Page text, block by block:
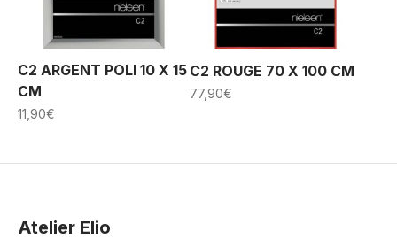
C2 ARGENT POLI 10 X 15
CM
11,90€
C2 ROUGE 70 X 100 CM
77,90€
Atelier Elio